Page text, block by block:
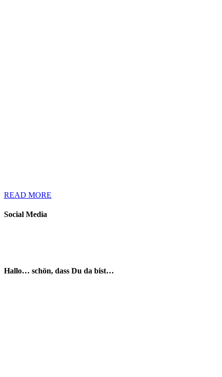
READ MORE
Social Media
Hallo… schön, dass Du da bist…